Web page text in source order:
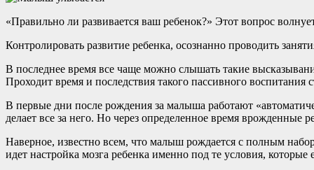
«Правильно ли развивается ваш ребенок?» Этот вопрос
Контролировать развитие ребенка, осознанно проводить
В последнее время все чаще можно слышать такие
Проходит время и последствия такого пассивного
В первые дни после рождения за малыша работают
делает все за него. Но через определенное время
Наверное, известно всем, что малыш рождается с полным
идет настройка мозга ребенка именно под те условия,